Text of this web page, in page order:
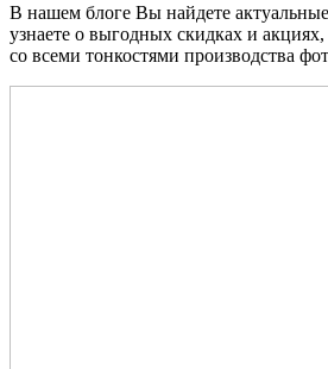
В нашем блоге Вы найдете
узнаете о выгодных скидках и
со всеми тонкостями производства